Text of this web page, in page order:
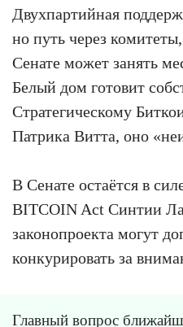
Двухпартийная
но путь через
Сенате может занять
Белый дом готовит
Стратегическому
Патрика Витта, оно
В Сенате остаётся в
BITCOIN Act Синтии
законопроекта могут
конкурировать за
Главный вопрос